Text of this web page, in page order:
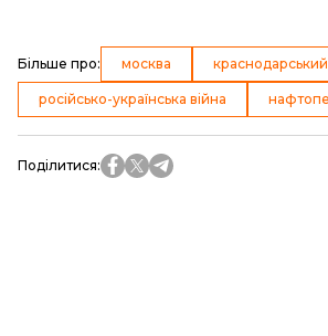
Більше про: москва
російсько-українська війна
Поділитися: